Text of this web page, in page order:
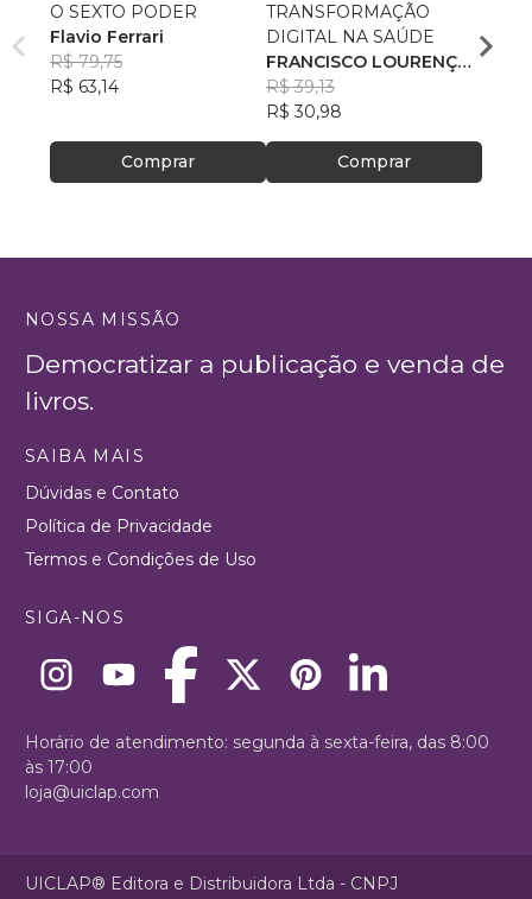
O SEXTO PODER
Flavio Ferrari
R$ 79,75
R$ 63,14
Comprar
TRANSFORMAÇÃO
DIGITAL NA SAÚDE
FRANCISCO LOURENÇO
DUARTE ARCE JUNIOR
R$ 39,13
R$ 30,98
Comprar
NOSSA MISSÃO
Democratizar a publicação e venda de
livros.
SAIBA MAIS
Dúvidas e Contato
Política de Privacidade
Termos e Condições de Uso
SIGA-NOS
Horário de atendimento: segunda à sexta-feira, das 8:00
às 17:00
loja@uiclap.com
UICLAP® Editora e Distribuidora Ltda - CNPJ